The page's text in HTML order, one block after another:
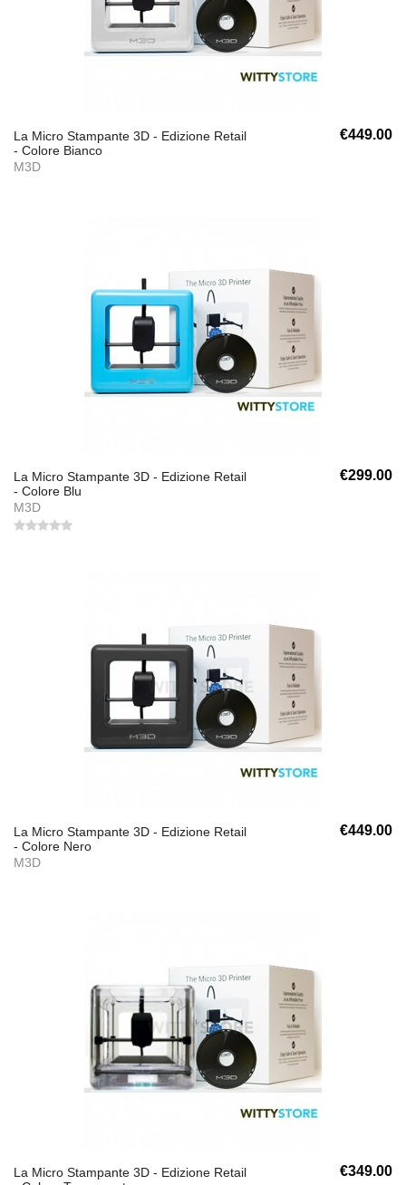
La Micro Stampante 3D - Edizione Retail
- Colore Bianco
M3D
€449.00
La Micro Stampante 3D - Edizione Retail
- Colore Blu
M3D
€299.00
La Micro Stampante 3D - Edizione Retail
- Colore Nero
M3D
€449.00
La Micro Stampante 3D - Edizione Retail
€349.00